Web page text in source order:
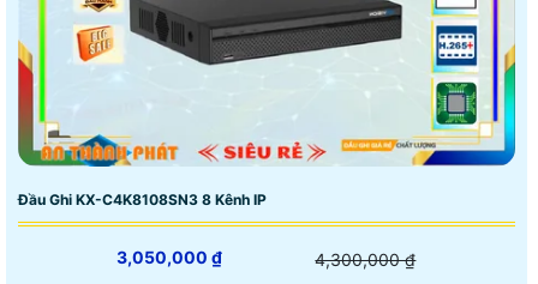
Đầu Ghi KX-C4K8108SN3 8 Kênh IP
3,050,000 ₫ 4,300,000 ₫